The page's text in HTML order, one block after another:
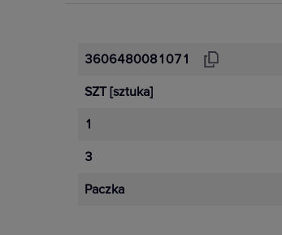
3606480081071
SZT [sztuka]
1
3
Paczka